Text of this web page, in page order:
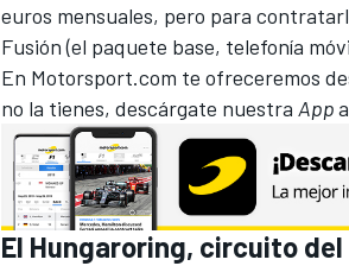
euros mensuales, pero para
Fusión (el paquete base, telefonía
En Motorsport.com te ofreceremos
no la tienes, descárgate nuestra App
El Hungaroring, circuito del